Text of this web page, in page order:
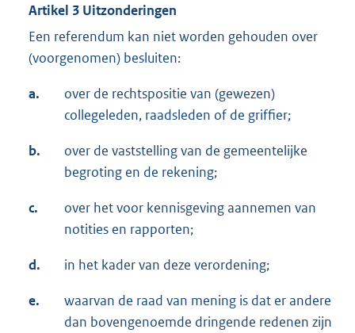
Artikel 3 Uitzonderingen
Een referendum kan niet worden gehouden over
(voorgenomen) besluiten:
a.
over de rechtspositie van (gewezen)
collegeleden, raadsleden of de griffier;
b.
over de vaststelling van de gemeentelijke
begroting en de rekening;
c.
over het voor kennisgeving aannemen van
notities en rapporten;
d. in het kader van deze verordening;
e.
waarvan de raad van mening is dat er andere
dan bovengenoemde dringende redenen zijn